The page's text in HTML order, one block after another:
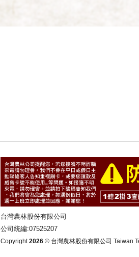
台灣農林股份有限公司
公司統編:07525207
Copyright2026 © 台灣農林股份有限公司 Taiwan